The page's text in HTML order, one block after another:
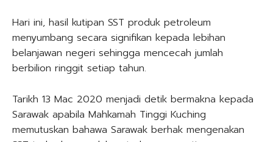
Hari ini, hasil kutipan SST produk petroleum
menyumbang secara signifikan kepada lebihan
belanjawan negeri sehingga mencecah jumlah
berbilion ringgit setiap tahun.
Tarikh 13 Mac 2020 menjadi detik bermakna kepada
Sarawak apabila Mahkamah Tinggi Kuching
memutuskan bahawa Sarawak berhak mengenakan